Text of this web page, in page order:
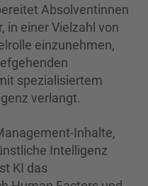
Absolventinnen
in einer Vielzahl von
einzunehmen,
spezialisiertem
verlangt.
Inhalte,
Intelligenz
KI das